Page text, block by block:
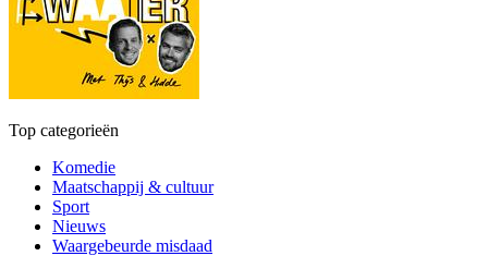
Top categorieën
Komedie
Maatschappij & cultuur
Sport
Nieuws
Waargebeurde misdaad